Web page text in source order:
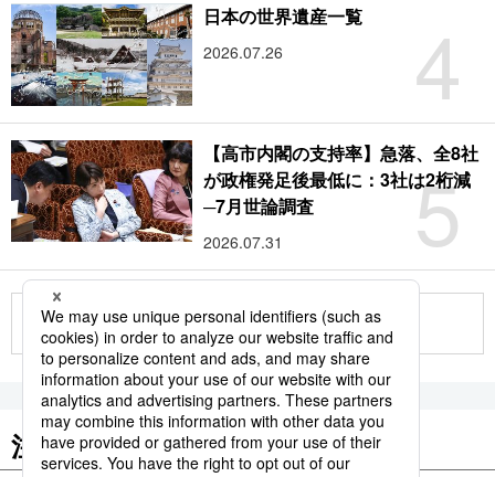
4
日本の世界遺産一覧
2026.07.26
5
【高市内閣の支持率】急落、全8社
が政権発足後最低に：3社は2桁減
─7月世論調査
2026.07.31
もっと見る
注目のキーワード